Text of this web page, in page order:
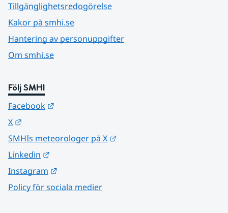
Tillgänglighetsredogörelse
Kakor på smhi.se
Hantering av personuppgifter
Om smhi.se
Följ SMHI
Facebook
X
SMHIs meteorologer på X
Linkedin
Instagram
Policy för sociala medier